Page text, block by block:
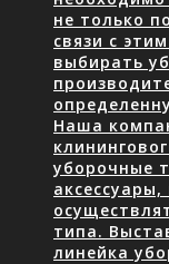
не только
связи с
выбирать
Наша
уборочные
типа.
линейка